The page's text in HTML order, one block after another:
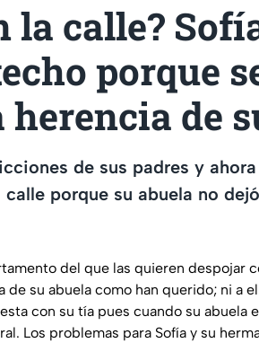
la calle?
porque
de
de sus padres y
porque su abuela no
del que las quieren despojar
su abuela como han querido; ni a
con su tía pues cuando su abuela
Los problemas para Sofía y su